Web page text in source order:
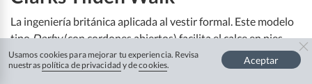
La ingeniería británica aplicada al vestir formal. Este modelo
tipoDerby(con cordones abiertos) facilita el calce en pies
con empeines altos; su gran secreto es la tecnologíaOrtholite
integrada en su interior, la cual garantiza una amortiguación
Usamos cookies para mejorar tu experiencia. Revisa
nuestras política de privacidad y decookies. Aceptar